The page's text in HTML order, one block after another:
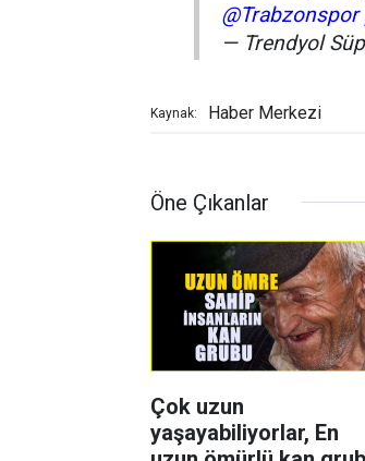
@Trabzonspor
— Trendyol
Kaynak: Haber Merkezi
Öne Çıkanlar
Çok uzun
yaşayabiliyorlar, En